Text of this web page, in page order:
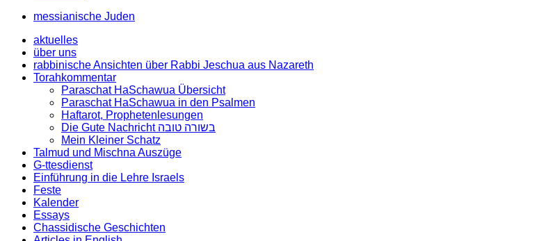
messianische Juden
aktuelles
über uns
rabbinische Ansichten über Rabbi Jeschua aus Nazareth
Torahkommentar
Paraschat HaSchawua Übersicht
Paraschat HaSchawua in den Psalmen
Haftarot, Prophetenlesungen
Die Gute Nachricht בשורה טובה
Mein Kleiner Schatz
Talmud und Mischna Auszüge
G-ttesdienst
Einführung in die Lehre Israels
Feste
Kalender
Essays
Chassidische Geschichten